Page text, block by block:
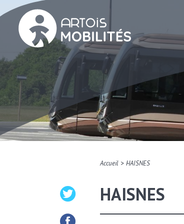
Accueil > HAISNES
HAISNES